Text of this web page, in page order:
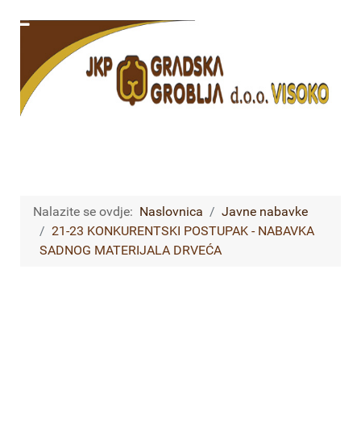
Nalazite se ovdje: Naslovnica
Javne nabavke
21-23 KONKURENTSKI POSTUPAK - NABAVKA
SADNOG MATERIJALA DRVEĆA